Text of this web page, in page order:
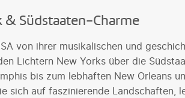
& Südstaaten-Charme
von ihrer musikalischen und
Lichtern New Yorks über die
bis zum lebhaften New Orleans
sich auf faszinierende Landschaften,